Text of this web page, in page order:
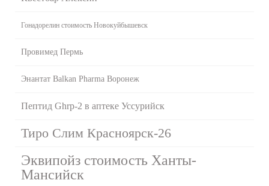
Гонадорелин стоимость Новокуйбышевск
Провимед Пермь
Энантат Balkan Pharma Воронеж
Пептид Ghrp-2 в аптеке Уссурийск
Тиро Слим Красноярск-26
Эквипойз стоимость Ханты-
Мансийск